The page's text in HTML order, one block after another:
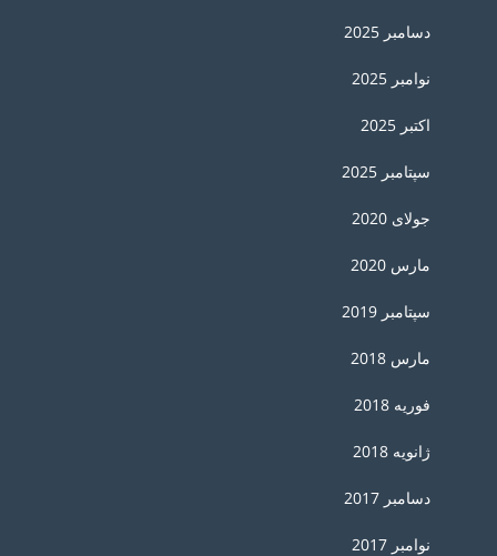
دسامبر 2025
نوامبر 2025
اکتبر 2025
سپتامبر 2025
جولای 2020
مارس 2020
سپتامبر 2019
مارس 2018
فوریه 2018
ژانویه 2018
دسامبر 2017
نوامبر 2017